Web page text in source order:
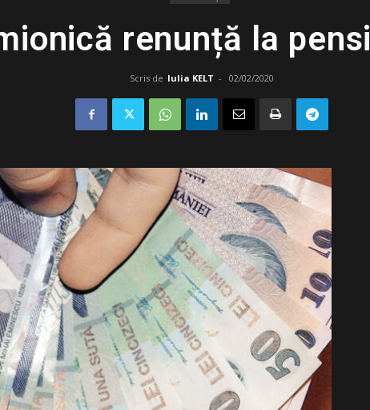
renunță la
Scris de Iulia KELT - 02/02/2020